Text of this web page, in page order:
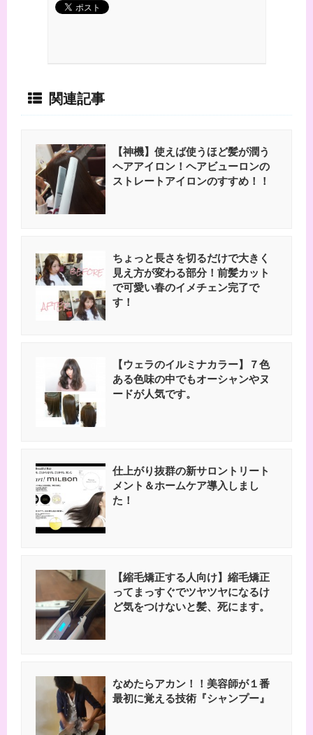
関連記事
【神機】使えば使うほど髪が潤う
ヘアアイロン！ヘアビューロンの
ストレートアイロンのすすめ！！
ちょっと長さを切るだけで大きく
見え方が変わる部分！前髪カット
で可愛い春のイメチェン完了で
す！
【ウェラのイルミナカラー】７色
ある色味の中でもオーシャンやヌ
ードが人気です。
仕上がり抜群の新サロントリート
メント＆ホームケア導入しまし
た！
【縮毛矯正する人向け】縮毛矯正
ってまっすぐでツヤツヤになるけ
ど気をつけないと髪、死にます。
なめたらアカン！！美容師が１番
最初に覚える技術『シャンプー』